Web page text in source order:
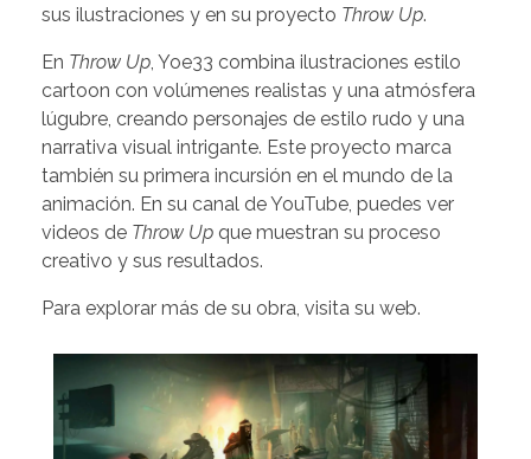
sus ilustraciones y en su proyecto Throw Up.
En Throw Up, Yoe33 combina ilustraciones estilo
cartoon con volúmenes realistas y una atmósfera
lúgubre, creando personajes de estilo rudo y una
narrativa visual intrigante. Este proyecto marca
también su primera incursión en el mundo de la
animación. En su canal de YouTube, puedes ver
videos de Throw Up que muestran su proceso
creativo y sus resultados.
Para explorar más de su obra, visita su web.